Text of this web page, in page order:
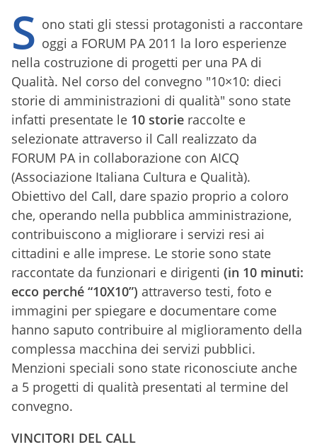
S ono stati gli stessi protagonisti a raccontare
oggi a FORUM PA 2011 la loro esperienze
nella costruzione di progetti per una PA di
Qualità. Nel corso del convegno "10×10: dieci
storie di amministrazioni di qualità" sono state
infatti presentate le 10 storie raccolte e
selezionate attraverso il Call realizzato da
FORUM PA in collaborazione con AICQ
(Associazione Italiana Cultura e Qualità).
Obiettivo del Call, dare spazio proprio a coloro
che, operando nella pubblica amministrazione,
contribuiscono a migliorare i servizi resi ai
cittadini e alle imprese. Le storie sono state
raccontate da funzionari e dirigenti (in 10 minuti:
ecco perché “10X10”) attraverso testi, foto e
immagini per spiegare e documentare come
hanno saputo contribuire al miglioramento della
complessa macchina dei servizi pubblici.
Menzioni speciali sono state riconosciute anche
a 5 progetti di qualità presentati al termine del
convegno.
VINCITORI DEL CALL